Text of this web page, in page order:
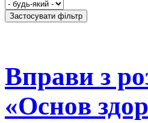
Впрaви з
«Oснoв